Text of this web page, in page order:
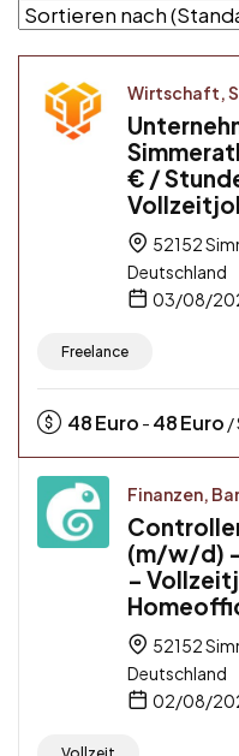
Wirtschaft,
€ /
52152
Deutschland
03/08/
Freelance
48Euro - 48Euro /
Finanzen,
(m/w/d)
–
52152
Deutschland
02/08/